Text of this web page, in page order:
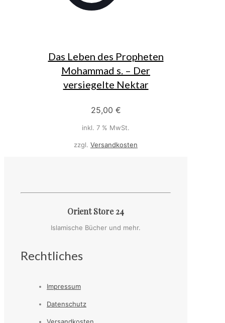
Das Leben des Propheten
Mohammad s. – Der
versiegelte Nektar
25,00 €
inkl. 7 % MwSt.
zzgl. Versandkosten
Orient Store 24
Islamische Bücher und mehr.
Rechtliches
Impressum
Datenschutz